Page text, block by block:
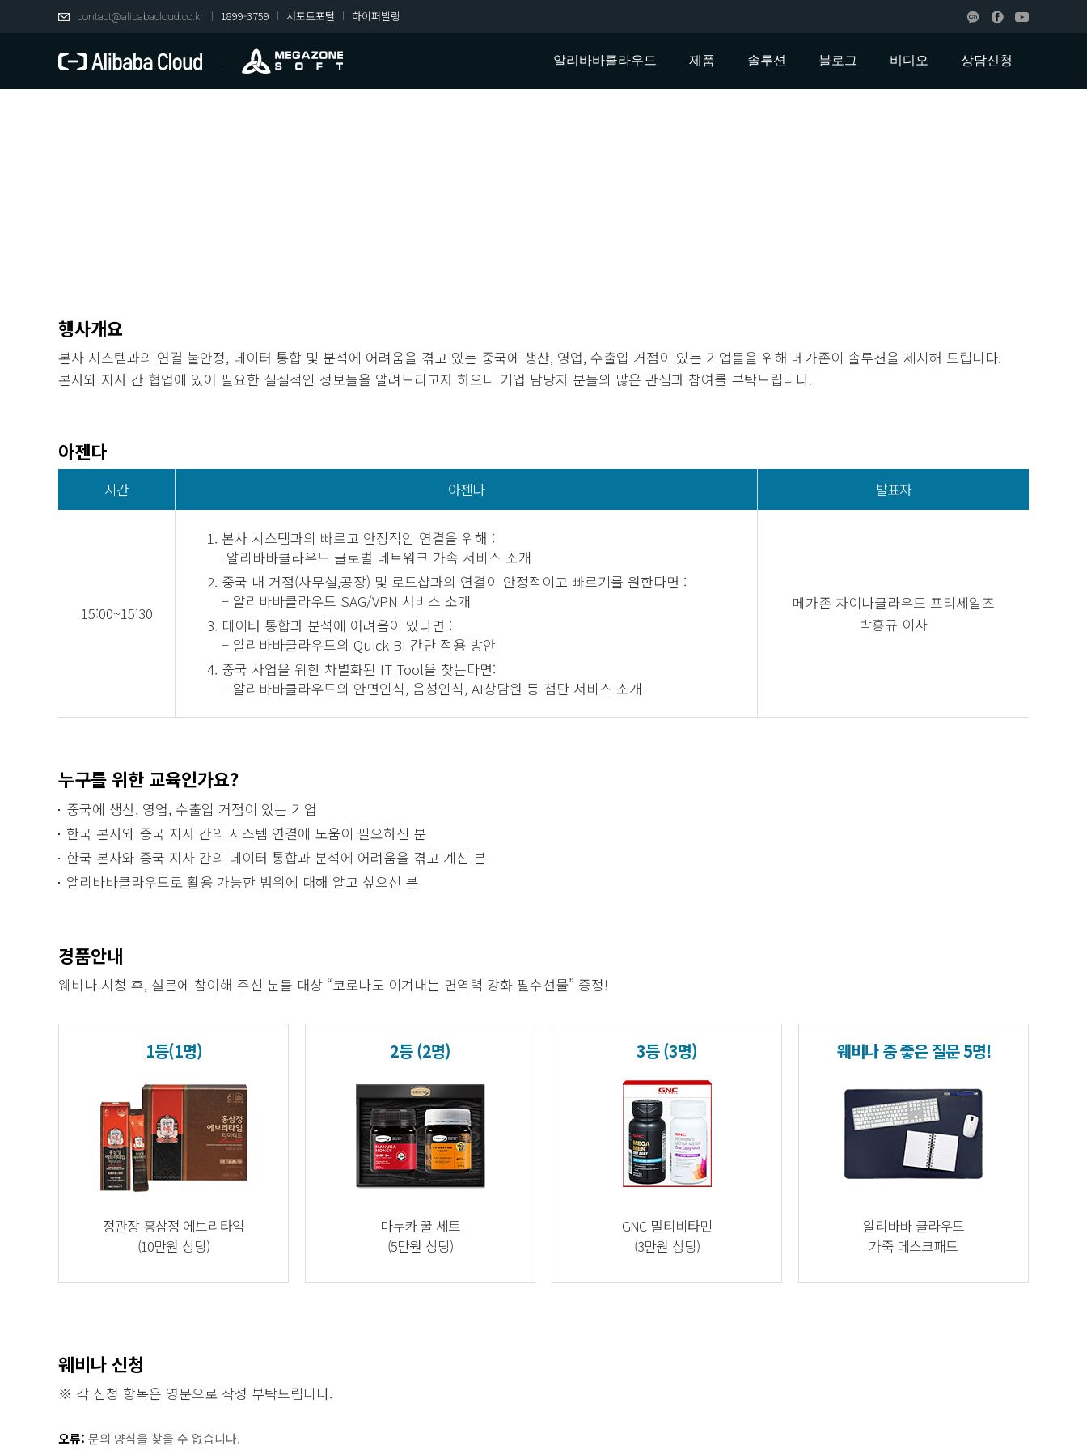
contact@alibabacloud.co.kr 1899-3759 서포트포털 하이퍼빌링
알리바바클라우드 제품 솔루션 블로그 비디오 상담신청
행사개요
본사 시스템과의 연결 불안정, 데이터 통합 및 분석에 어려움을 겪고 있는 중국에 생산, 영업, 수출입 거점이 있는 기업들을 위해 메가존이 솔루션을 제시해 드립니다.
본사와 지사 간 협업에 있어 필요한 실질적인 정보들을 알려드리고자 하오니 기업 담당자 분들의 많은 관심과 참여를 부탁드립니다.
아젠다
시간 아젠다 발표자
15:00~15:30
본사 시스템과의 빠르고 안정적인 연결을 위해 :
-알리바바클라우드 글로벌 네트워크 가속 서비스 소개
중국 내 거점(사무실,공장) 및 로드샵과의 연결이 안정적이고 빠르기를 원한다면 :
– 알리바바클라우드 SAG/VPN 서비스 소개
데이터 통합과 분석에 어려움이 있다면 :
– 알리바바클라우드의 Quick BI 간단 적용 방안
중국 사업을 위한 차별화된 IT Tool을 찾는다면:
– 알리바바클라우드의 안면인식, 음성인식, AI상담원 등 첨단 서비스 소개
메가존 차이나클라우드 프리세일즈
박흥규 이사
누구를 위한 교육인가요?
중국에 생산, 영업, 수출입 거점이 있는 기업
한국 본사와 중국 지사 간의 시스템 연결에 도움이 필요하신 분
한국 본사와 중국 지사 간의 데이터 통합과 분석에 어려움을 겪고 계신 분
알리바바클라우드로 활용 가능한 범위에 대해 알고 싶으신 분
경품안내
웨비나 시청 후, 설문에 참여해 주신 분들 대상 “코로나도 이겨내는 면역력 강화 필수선물” 증정!
1등(1명)
정관장 홍삼정 에브리타임
(10만원 상당)
2등 (2명)
마누카 꿀 세트
(5만원 상당)
3등 (3명)
GNC 멀티비타민
(3만원 상당)
웨비나 중 좋은 질문 5명!
알리바바 클라우드
가죽 데스크패드
웨비나 신청
※ 각 신청 항목은 영문으로 작성 부탁드립니다.
오류: 문의 양식을 찾을 수 없습니다.